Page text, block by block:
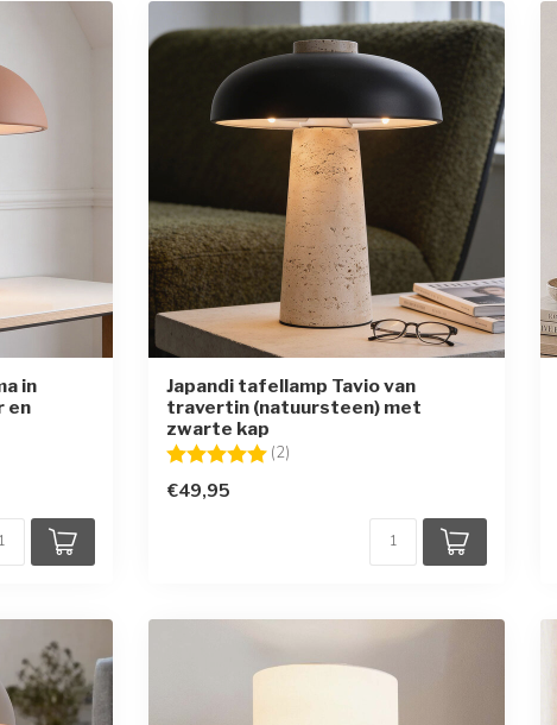
in
en
Japandi tafellamp Tavio van
travertin (natuursteen) met
zwarte kap
Beoordeling: (2)
€49,95